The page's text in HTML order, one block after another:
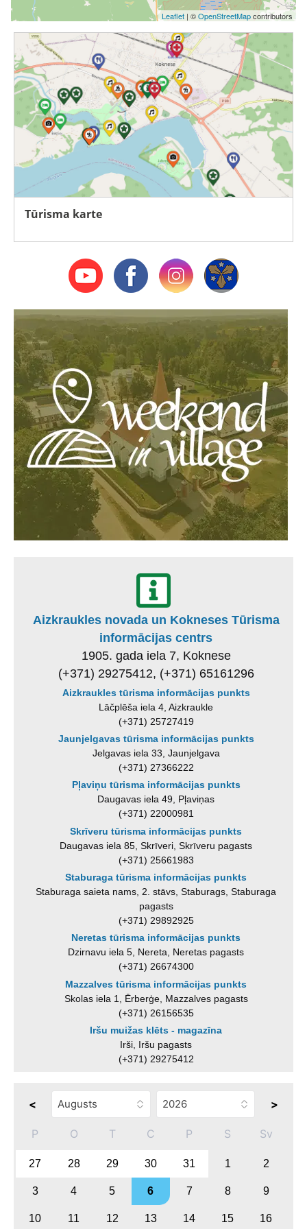
Leaflet | ©OpenStreetMapcontributors
Tūrisma karte
Aizkraukles novada un Kokneses Tūrisma
informācijas centrs
1905. gada iela 7, Koknese
(+371) 29275412, (+371) 65161296
Aizkraukles tūrisma informācijas punkts
Lāčplēša iela 4, Aizkraukle
(+371) 25727419
Jaunjelgavas tūrisma informācijas punkts
Jelgavas iela 33, Jaunjelgava
(+371) 27366222
Pļaviņu tūrisma informācijas punkts
Daugavas iela 49, Pļaviņas
(+371) 22000981
Skrīveru tūrisma informācijas punkts
Daugavas iela 85, Skrīveri, Skrīveru pagasts
(+371) 25661983
Staburaga tūrisma informācijas punkts
Staburaga saieta nams, 2. stāvs, Staburags, Staburaga
pagasts
(+371) 29892925
Neretas tūrisma informācijas punkts
Dzirnavu iela 5, Nereta, Neretas pagasts
(+371) 26674300
Mazzalves tūrisma informācijas punkts
Skolas iela 1, Ērberģe, Mazzalves pagasts
(+371) 26156535
Iršu muižas klēts - magazīna
Irši, Iršu pagasts
(+371) 29275412
< >
P O T C P S Sv
27 28 29 30 31 1 2
3 4 5 6 7 8 9
10 11 12 13 14 15 16